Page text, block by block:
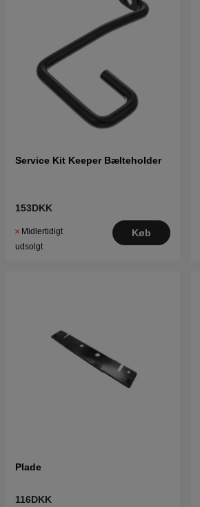
Service Kit Keeper Bælteholder
153DKK
Midlertidigt
udsolgt
Køb
Plade
116DKK